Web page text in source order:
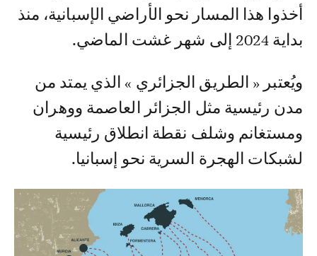
أخذوا هذا المسار نحو الأراضي الإسبانية، منذ
بداية 2024 إلى شهر غشت الماضي.
ويُعتبر « الطريق الجزائري » الذي يمتد من
مدن رئيسية مثل الجزائر العاصمة ووهران
ومستغانم وشلف نقطة انطلاق رئيسية
لشبكات الهجرة السرية نحو إسبانيا.